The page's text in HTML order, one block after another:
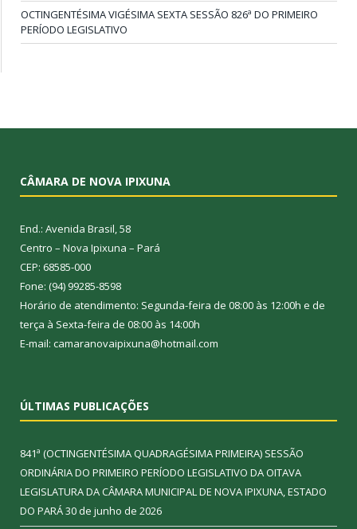
OCTINGENTÉSIMA VIGÉSIMA SEXTA SESSÃO 826ª DO PRIMEIRO
PERÍODO LEGISLATIVO
CÂMARA DE NOVA IPIXUNA
End.: Avenida Brasil, 58
Centro – Nova Ipixuna – Pará
CEP: 68585-000
Fone: (94) 99285-8598
Horário de atendimento: Segunda-feira de 08:00 às 12:00h e de
terça à Sexta-feira de 08:00 às 14:00h
E-mail: camaranovaipixuna@hotmail.com
ÚLTIMAS PUBLICAÇÕES
841ª (OCTINGENTÉSIMA QUADRAGÉSIMA PRIMEIRA) SESSÃO
ORDINÁRIA DO PRIMEIRO PERÍODO LEGISLATIVO DA OITAVA
LEGISLATURA DA CÂMARA MUNICIPAL DE NOVA IPIXUNA, ESTADO
DO PARÁ30 de junho de 2026